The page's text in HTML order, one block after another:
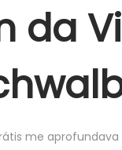
da
me